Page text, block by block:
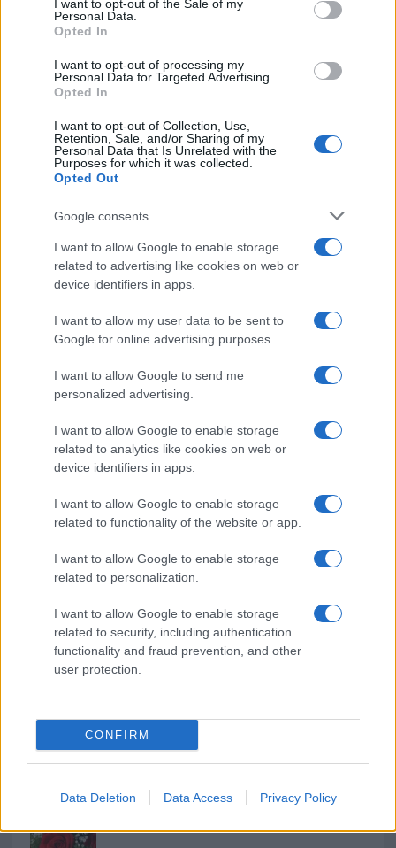
I want to opt-out of the Sale of my
Personal Data.
Opted In
I want to opt-out of processing my
Personal Data for Targeted Advertising.
Opted In
I want to opt-out of Collection, Use,
Retention, Sale, and/or Sharing of my
Personal Data that Is Unrelated with the
Purposes for which it was collected.
Opted Out
Google consents
I want to allow Google to enable storage
related to advertising like cookies on web or
device identifiers in apps.
I want to allow my user data to be sent to
Google for online advertising purposes.
I want to allow Google to send me
personalized advertising.
I want to allow Google to enable storage
related to analytics like cookies on web or
device identifiers in apps.
I want to allow Google to enable storage
related to functionality of the website or app.
I want to allow Google to enable storage
related to personalization.
I want to allow Google to enable storage
related to security, including authentication
functionality and fraud prevention, and other
user protection.
CONFIRM
Data Deletion Data Access Privacy Policy
Arzachena
Incidente sulla strada provinciale ad Arzachena,
un ferito
Sangue, musica e solidarietà con Avis Olbia al
Delta Center
Meteo Olbia 9 agosto, temperature in calo
Salmo finisce in ospedale a Catania, ma il tour
Mario Malu
Paolo Pinna
Martina Agostina Diturco